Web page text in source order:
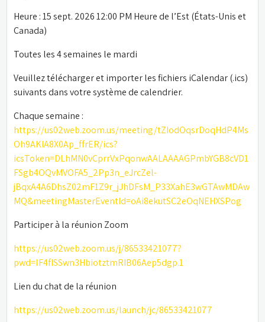
Heure : 15 sept. 2026 12:00 PM Heure de l’Est (États-Unis et
Canada)
Toutes les 4 semaines le mardi
Veuillez télécharger et importer les fichiers iCalendar (.ics)
suivants dans votre système de calendrier.
https://us02web.zoom.us/meeting/tZIodOqsrDoqHdP4Ms
Oh9AKIA8X0Ap_ffrER/ics?
icsToken=DLhMN0vCprrVxPqonwAALAAAAGPmbYGB8cVD1
FSgb4OQvMVOFA5_2Pp3n_eJrcZel-
jBqxA4A6DhsZ02mF1Z9r_jJhDFsM_P33XahE3wGTAwMDAw
MQ&meetingMasterEventId=oAi8ekutSC2eOqNEHXSPog
Participer à la réunion Zoom
https://us02web.zoom.us/j/86533421077?
pwd=lF4fISSwn3HbiotztmRIB06Aep5dgp.1
Lien du chat de la réunion
https://us02web.zoom.us/launch/jc/86533421077